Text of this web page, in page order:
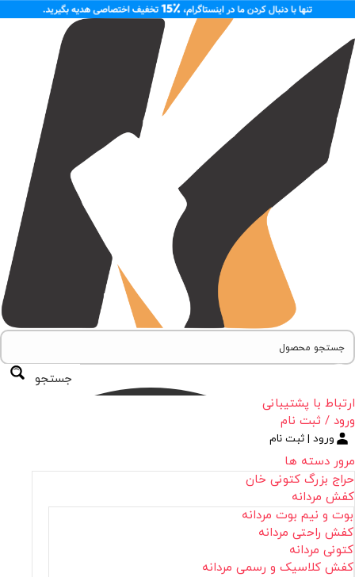
جستجو
ارتباط با پشتیبانی
ورود / ثبت نام
ورود | ثبت نام
مرور دسته ها
حراج بزرگ کتونی خان
کفش مردانه
بوت و نیم بوت مردانه
کفش راحتی مردانه
کتونی مردانه
کفش کلاسیک و رسمی مردانه